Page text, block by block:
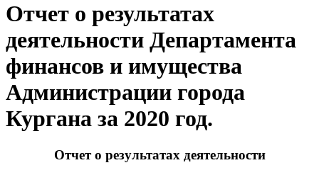
Отчет о результатах
деятельности Департамента
финансов и имущества
Администрации города
Кургана за 2020 год.
Отчет о результатах деятельности